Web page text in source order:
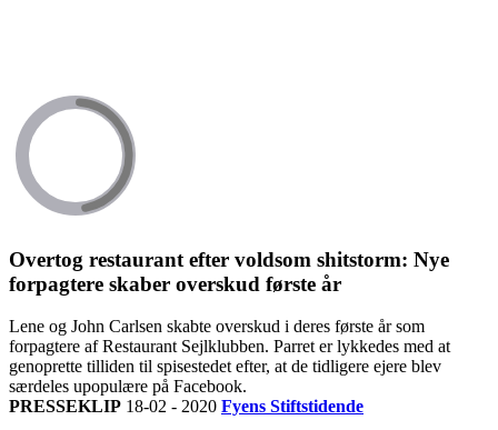
Overtog restaurant efter voldsom shitstorm: Nye
forpagtere skaber overskud første år
Lene og John Carlsen skabte overskud i deres første år som
forpagtere af Restaurant Sejlklubben. Parret er lykkedes med at
genoprette tilliden til spisestedet efter, at de tidligere ejere blev
særdeles upopulære på Facebook.
PRESSEKLIP 18-02 - 2020 Fyens Stiftstidende